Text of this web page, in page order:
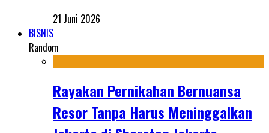
21 Juni 2026
BISNIS
Random
Rayakan Pernikahan Bernuansa
Resor Tanpa Harus Meninggalkan